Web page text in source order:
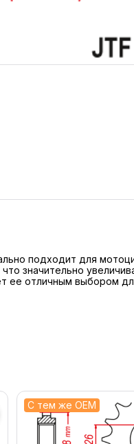
подходит для
что значительно
ее отличным выбором
С тем же OEM